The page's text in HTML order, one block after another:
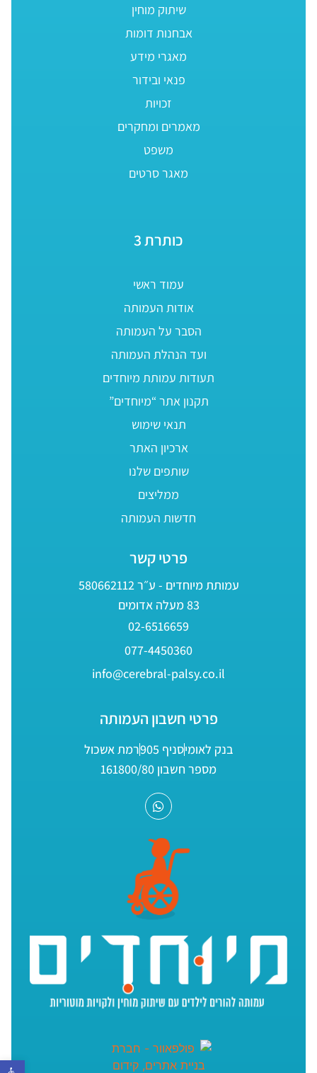
פתח
שיתוק מוחין
אבחנות דומות
מאגרי מידע
פנאי ובידור
זכויות
מאמרים ומחקרים
משפט
מאגר סרטים
כותרת 3
עמוד ראשי
אודות העמותה
הסבר על העמותה
ועד הנהלת העמותה
תעודות עמותת מיוחדים
תקנון אתר “מיוחדים”
תנאי שימוש
ארכיון האתר
שותפים שלנו
ממליצים
חדשות העמותה
פרטי קשר
עמותת מיוחדים - ע״ר 580662112
83 מעלה אדומים
02-6516659
077-4450360
info@cerebral-palsy.co.il
פרטי חשבון העמותה
בנק לאומיסניף 905
רמת אשכול
מספר חשבון 161800/80